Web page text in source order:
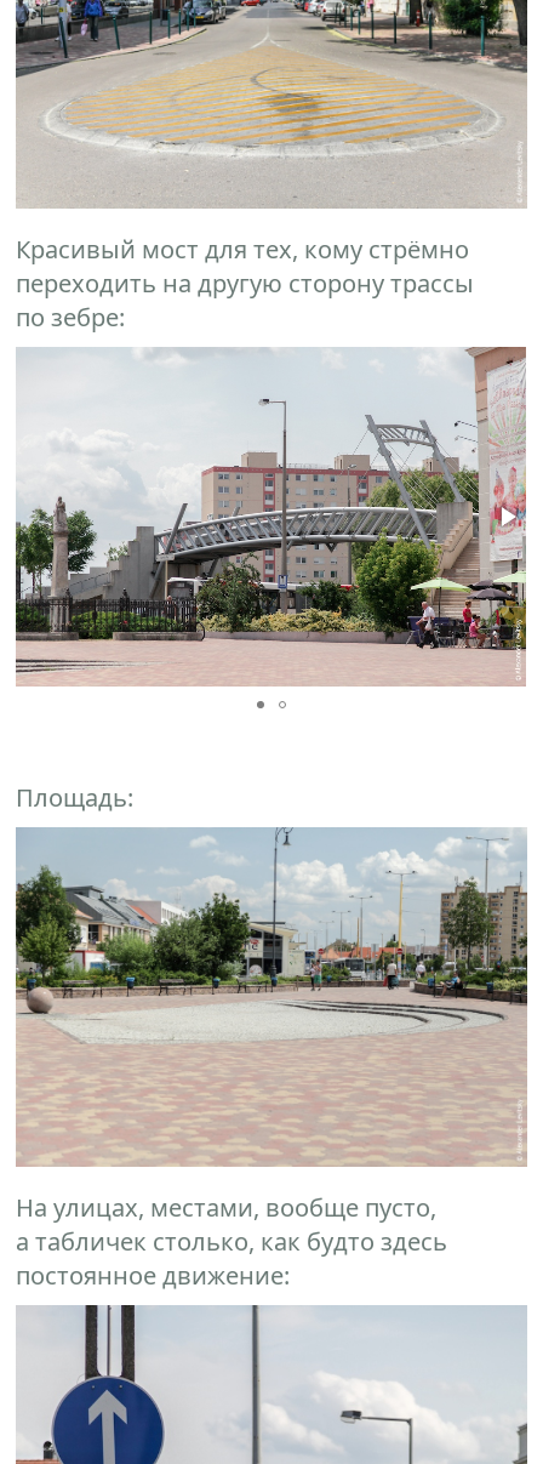
Красивый мост для тех, кому стрёмно
переходить на другую сторону трассы
по зебре:
Площадь:
На улицах, местами, вообще пусто,
а табличек столько, как будто здесь
постоянное движение: